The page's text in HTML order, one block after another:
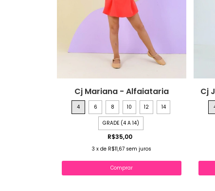
Cj Mariana - Alfaiataria
4 6 8 10 12 14
GRADE (4 A 14)
R$35,00
3 xde R$11,67 sem juros
Comprar
Cj